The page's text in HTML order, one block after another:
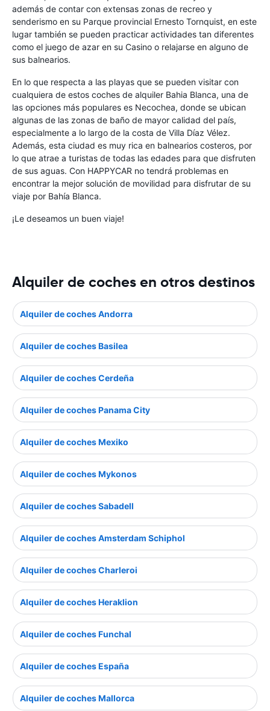
además de contar con extensas zonas de recreo y
senderismo en su Parque provincial Ernesto Tornquist, en este
lugar también se pueden practicar actividades tan diferentes
como el juego de azar en su Casino o relajarse en alguno de
sus balnearios.
En lo que respecta a las playas que se pueden visitar con
cualquiera de estos coches de alquiler Bahia Blanca, una de
las opciones más populares es Necochea, donde se ubican
algunas de las zonas de baño de mayor calidad del país,
especialmente a lo largo de la costa de Villa Díaz Vélez.
Además, esta ciudad es muy rica en balnearios costeros, por
lo que atrae a turistas de todas las edades para que disfruten
de sus aguas. Con HAPPYCAR no tendrá problemas en
encontrar la mejor solución de movilidad para disfrutar de su
viaje por Bahía Blanca.
¡Le deseamos un buen viaje!
Alquiler de coches en otros destinos
Alquiler de coches Andorra
Alquiler de coches Basilea
Alquiler de coches Cerdeña
Alquiler de coches Panama City
Alquiler de coches Mexiko
Alquiler de coches Mykonos
Alquiler de coches Sabadell
Alquiler de coches Amsterdam Schiphol
Alquiler de coches Charleroi
Alquiler de coches Heraklion
Alquiler de coches Funchal
Alquiler de coches España
Alquiler de coches Mallorca